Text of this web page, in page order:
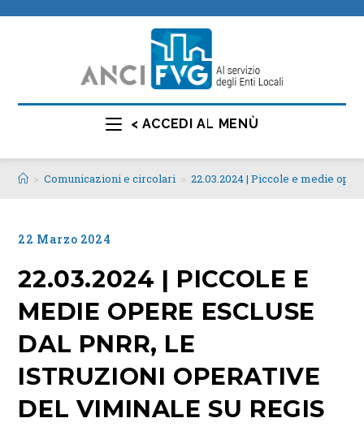
< ACCEDI AL MENÙ
> Comunicazioni e circolari > 22.03.2024 | Piccole e medie
22 Marzo 2024
22.03.2024 | PICCOLE E
MEDIE OPERE ESCLUSE
DAL PNRR, LE
ISTRUZIONI OPERATIVE
DEL VIMINALE SU REGIS